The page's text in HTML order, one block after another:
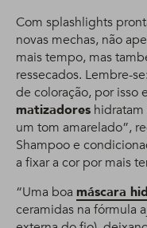
Com splashlights
novas mechas, não
mais tempo, mas
ressecados. Lembre-
de coloração, por isso
matizadores
um tom amarelado”,
Shampoo e
a fixar a cor por mais
“Uma boa máscara
ceramidas na fórmula